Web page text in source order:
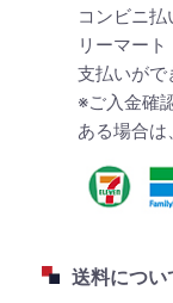
コンビニ
リーマー
支払いがで
※ご入金確
ある場合は
送料につい